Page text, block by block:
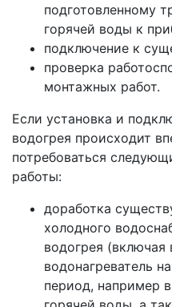
подготовленному
горячей воды к
подключение к
проверка
монтажных работ.
Если установка и
водогрея происходит
потребоваться
работы:
доработка
холодного
водогрея
водонагреватель
период, например